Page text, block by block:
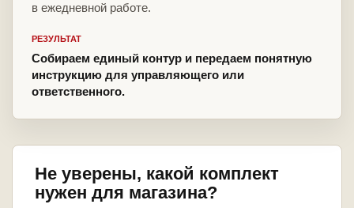
в ежедневной работе.
РЕЗУЛЬТАТ
Собираем единый контур и передаем понятную
инструкцию для управляющего или
ответственного.
Не уверены, какой комплект
нужен для магазина?